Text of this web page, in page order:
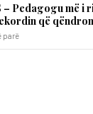
– Pedagogu më i
që
parë